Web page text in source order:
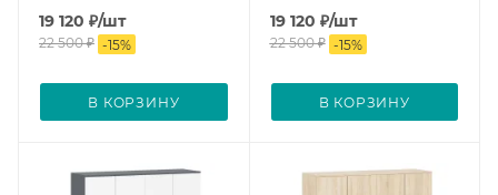
19 120 ₽/шт
22 500₽ -15%
В КОРЗИНУ
19 120 ₽/шт
22 500₽ -15%
В КОРЗИНУ